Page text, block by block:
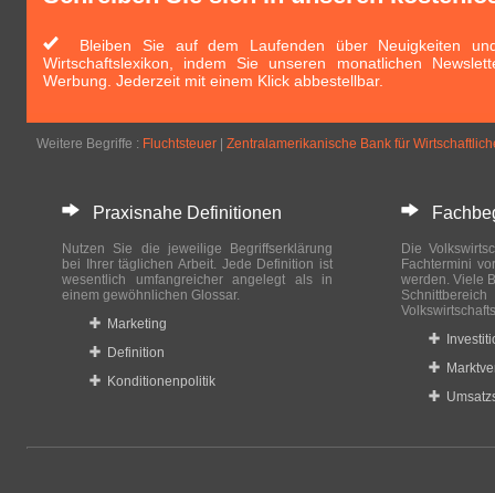
Bleiben Sie auf dem Laufenden über Neuigkeiten
Wirtschaftslexikon, indem Sie unseren monatlichen
Werbung. Jederzeit mit einem Klick abbestellbar.
Weitere Begriffe : Fluchtsteuer Zentralamerikanische Bank für
Praxisnahe Definitionen
Nutzen Sie die jeweilige Begriffserklärung
bei Ihrer täglichen Arbeit. Jede Definition ist
wesentlich umfangreicher angelegt als in
einem gewöhnlichen Glossar.
Marketing
Definition
Konditionenpolitik
Die
Fachtermini
werden. Viele